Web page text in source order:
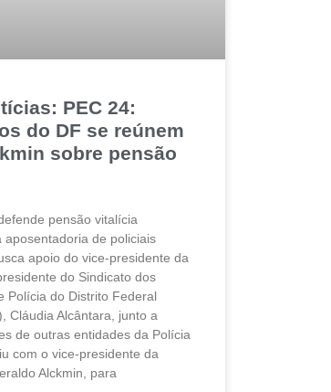
PEC 24:
do DF se reúnem
sobre pensão
pensão vitalícia
aposentadoria de policiais
apoio do vice-presidente da
do Sindicato dos
Polícia do Distrito Federal
Cláudia Alcântara, junto a
de outras entidades da Polícia
com o vice-presidente da
Alckmin, para